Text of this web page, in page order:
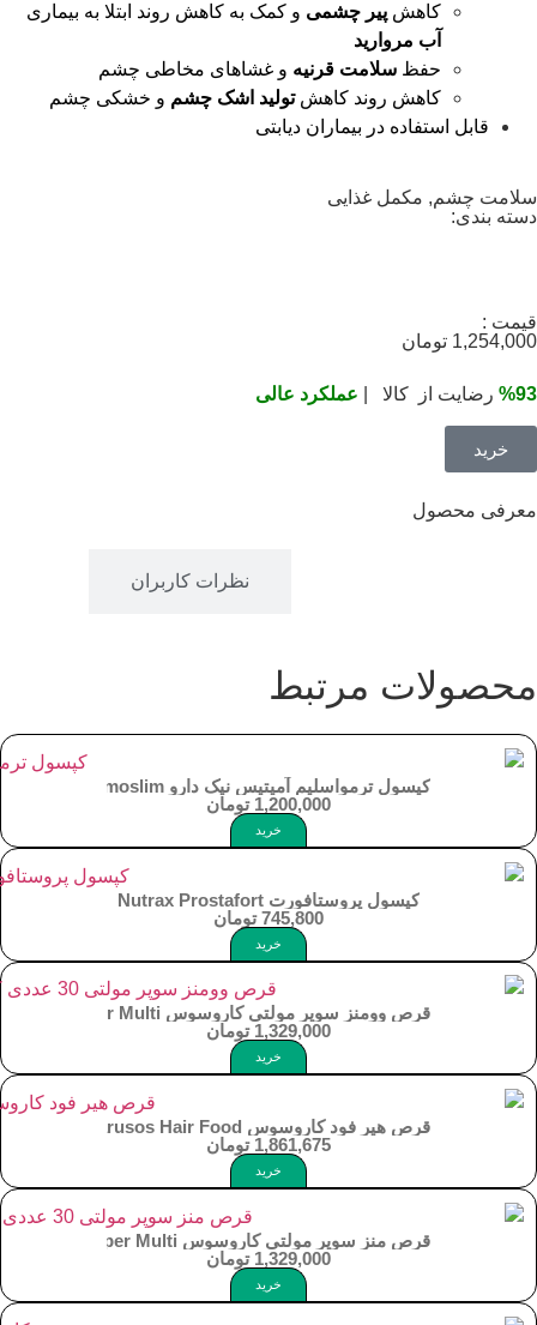
کاهش پیر چشمی و کمک به کاهش روند ابتلا به بیماری
آب مروارید
حفظ سلامت قرنیه و غشاهای مخاطی چشم
کاهش روند کاهشتولید اشک چشم و خشکی چشم
قابل استفاده در بیماران دیابتی
سلامت چشم, مکمل غذایی
دسته بندی:
قیمت :
1,254,000 تومان
%93 رضایت از کالا | عملکرد عالی
خرید
معرفی محصول
نظرات کاربران
محصولات مرتبط
کپسول ترمواسلیم آمیتیس نیک دارو Thermoslim
1,200,000 تومان
خرید
کپسول پروستافورت Nutrax Prostafort
745,800 تومان
خرید
قرص وومنز سوپر مولتی کاروسوس Carusos Women`s Super Multi
1,329,000 تومان
خرید
قرص هیر فود کاروسوس Carusos Hair Food
1,861,675 تومان
خرید
قرص منز سوپر مولتی کاروسوس Carusos Men`s Super Multi
1,329,000 تومان
خرید